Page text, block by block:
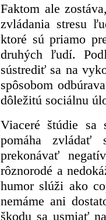
Faktom ale
zvládania stresu
ktoré sú priamo
druhých ľudí.
sústrediť sa na
spôsobom
dôležitú sociálnu
Viaceré štúdie
pomáha zvládať
prekonávať
rôznorodé a
humor slúži ako
nemáme ani
škodu sa usmiať